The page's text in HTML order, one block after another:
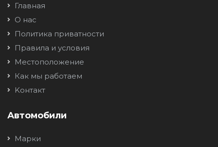
Главная
О нас
Политика приватности
Правила и условия
Местоположение
Как мы работаем
Kонтакт
Автомобили
Марки